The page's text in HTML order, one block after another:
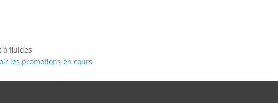
à fluides
les promotions en cours